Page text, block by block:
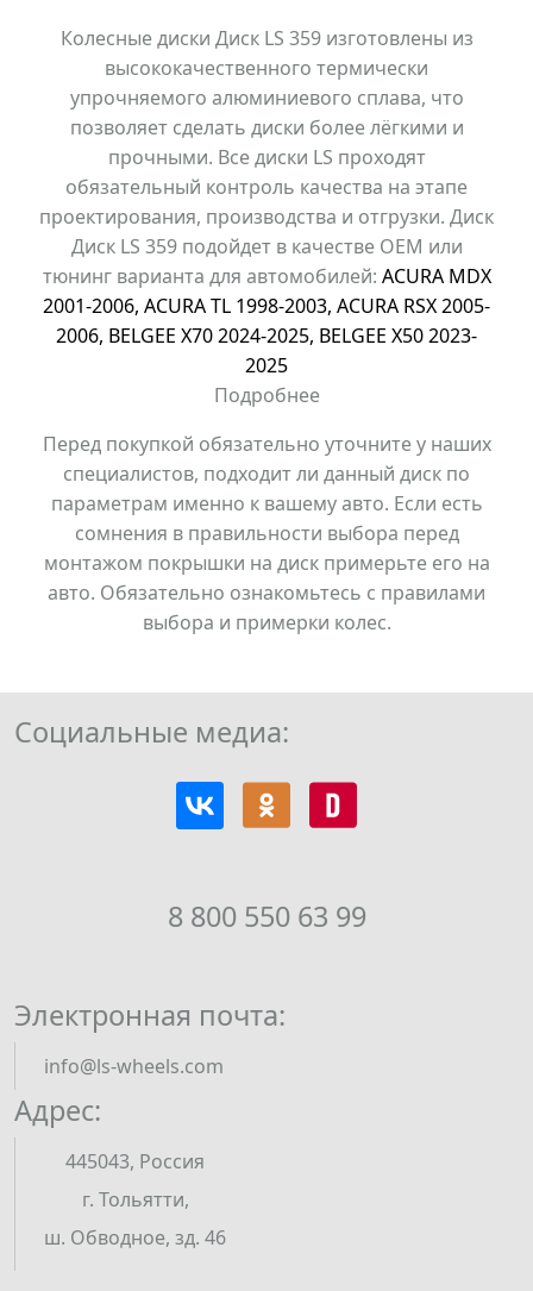
Колесные диски Диск LS 359 изготовлены из
высококачественного термически
упрочняемого алюминиевого сплава, что
позволяет сделать диски более лёгкими и
прочными. Все диски LS проходят
обязательный контроль качества на этапе
проектирования, производства и отгрузки. Диск
Диск LS 359 подойдет в качестве OEM или
тюнинг варианта для автомобилей: ACURA MDX
2001-2006, ACURA TL 1998-2003, ACURA RSX 2005-
2006, BELGEE X70 2024-2025, BELGEE X50 2023-
2025
Подробнее
Перед покупкой обязательно уточните у наших
специалистов, подходит ли данный диск по
параметрам именно к вашему авто. Если есть
сомнения в правильности выбора перед
монтажом покрышки на диск примерьте его на
авто. Обязательно ознакомьтесь с правилами
выбора и примерки колес.
Адрес:
445043, Россия
г. Тольятти,
ш. Обводное, зд. 46
8 800 550 63 99
Электронная почта:
info@ls-wheels.com
Социальные медиа: